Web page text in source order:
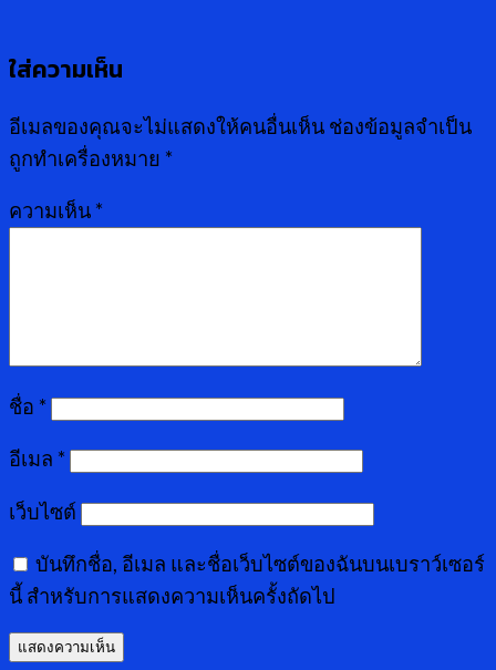
ใส่ความเห็น
อีเมลของคุณจะไม่แสดงให้คนอื่นเห็น ช่องข้อมูลจำเป็น
ถูกทำเครื่องหมาย *
ความเห็น *
ชื่อ *
อีเมล *
เว็บไซต์
บันทึกชื่อ, อีเมล และชื่อเว็บไซต์ของฉันบนเบราว์เซอร์
นี้ สำหรับการแสดงความเห็นครั้งถัดไป